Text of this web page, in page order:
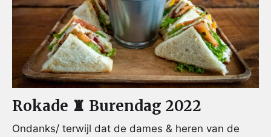
Rokade ♜ Burendag 2022
Ondanks/ terwijl dat de dames & heren van de